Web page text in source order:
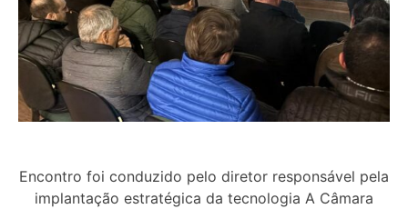
Encontro foi conduzido pelo diretor responsável pela
implantação estratégica da tecnologia A Câmara